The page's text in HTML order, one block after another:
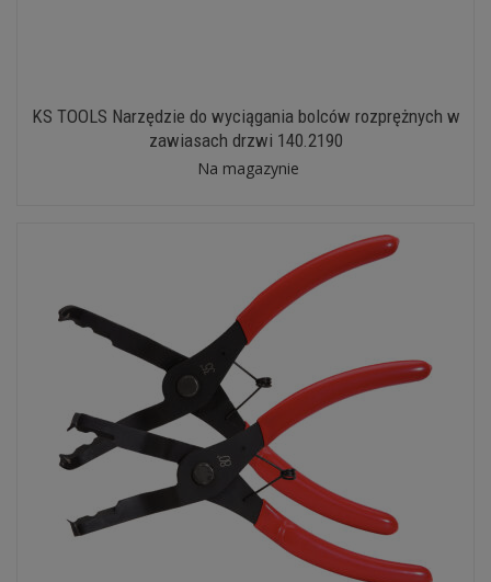
KS TOOLS Narzędzie do wyciągania bolców rozprężnych w
zawiasach drzwi 140.2190
Na magazynie